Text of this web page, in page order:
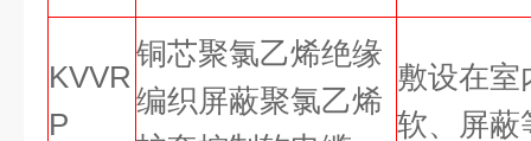
KVVR
P
铜芯聚氯乙烯绝缘
编织屏蔽聚氯乙烯
敷设在室
软、屏蔽